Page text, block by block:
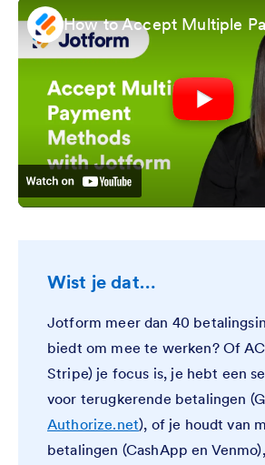
Wist je dat…
Jotform meer dan 40
biedt om mee te werken? Of
Stripe) je focus is, je hebt een
voor terugkerende betalingen
Authorize.net), of je houdt van
betalingen (CashApp en